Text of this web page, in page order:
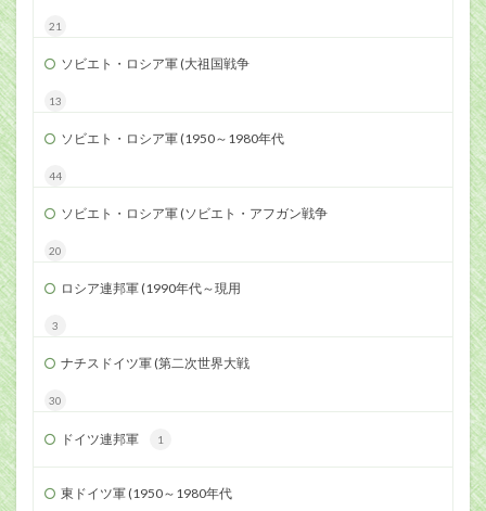
21
ソビエト・ロシア軍 (大祖国戦争
13
ソビエト・ロシア軍 (1950～1980年代
44
ソビエト・ロシア軍 (ソビエト・アフガン戦争
20
ロシア連邦軍 (1990年代～現用
3
ナチスドイツ軍 (第二次世界大戦
30
ドイツ連邦軍 1
東ドイツ軍 (1950～1980年代